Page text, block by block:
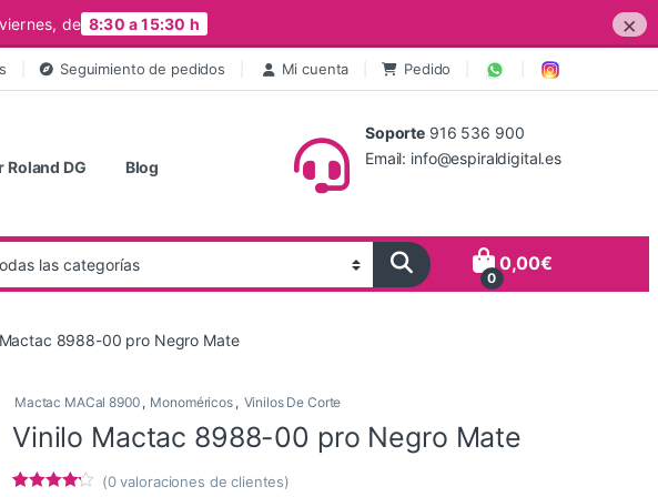
de 8:30 a 15:30 h ×
Seguimiento de pedidos Mi cuenta Pedido
DG Blog
Soporte 916 536 900
Email: info@espiraldigital.es
0
0,00€
8988-00 pro Negro Mate
Mactac MACal 8900 , Monoméricos , Vinilos De Corte
Vinilo Mactac 8988-00 pro Negro Mate
(0valoraciones de clientes)